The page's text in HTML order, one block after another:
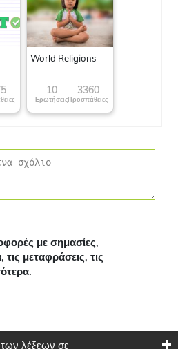
World Religions
10
Ερωτήσεις
3360
Προσπάθειες
με σημασίες,
μεταφράσεις, τις
λέξεων σε